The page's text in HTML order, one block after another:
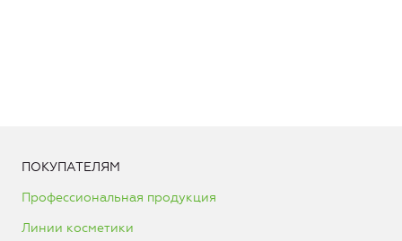
ПОКУПАТЕЛЯМ
Профессиональная продукция
Линии косметики